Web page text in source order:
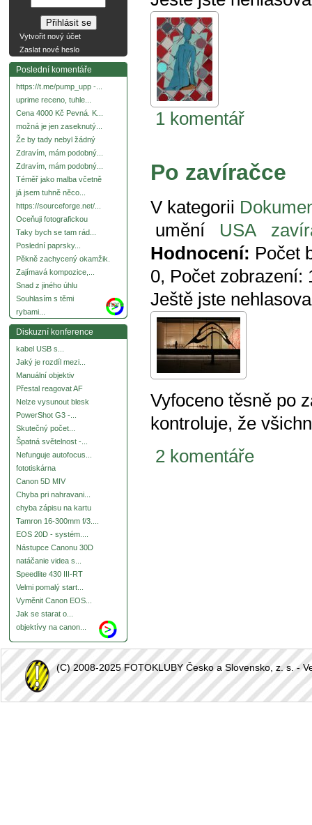
Vytvořit nový účet
Zaslat nové heslo
Poslední komentáře
https://t.me/pump_upp -...
uprime receno, tuhle...
Cena 4000 Kč Pevná. K...
možná je jen zaseknutý...
Že by tady nebyl žádný
Zdravím, mám podobný...
Zdravím, mám podobný...
Téměř jako malba včetně
já jsem tuhně něco...
https://sourceforge.net/...
Oceňuji fotografickou
Taky bych se tam rád...
Poslední paprsky...
Pěkně zachycený okamžik.
Zajímavá kompozice,...
Snad z jiného úhlu
Souhlasím s těmi
rybami...
more
Diskuzní konference
kabel USB s...
Jaký je rozdíl mezi...
Manuální objektiv
Přestal reagovat AF
Nelze vysunout blesk
PowerShot G3 -...
Skutečný počet...
Špatná světelnost -...
Nefunguje autofocus...
fototiskárna
Canon 5D MIV
Chyba pri nahravani...
chyba zápisu na kartu
Tamron 16-300mm f/3....
EOS 20D - systém....
Nástupce Canonu 30D
natáčanie videa s...
Speedlite 430 III-RT
Velmi pomalý start...
Vyměnit Canon EOS...
Jak se starat o...
objektívy na canon...
1 komentář
Po zavíračce
V kategorii
umění
USA
Hodnocení: Počet
0, Počet zobrazení:
Ještě jste
Vyfoceno těsně po
kontroluje, že
2 komentáře
(C) 2008-2025 FOTOKLUBY Česko a Slovensko, z. s. -